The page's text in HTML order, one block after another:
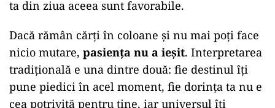
ta din ziua aceea sunt favorabile.
Dacă rămân cărți în coloane și nu mai poți face
nicio mutare, pasiența nu a ieșit. Interpretarea
tradițională e una dintre două: fie destinul îți
pune piedici în acel moment, fie dorința ta nu e
cea potrivită pentru tine, iar universul îți